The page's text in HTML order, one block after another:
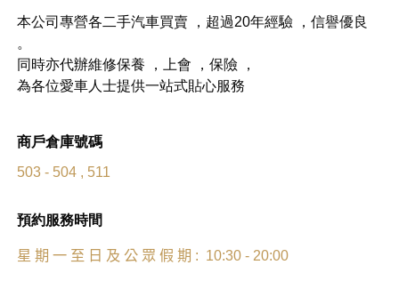
本公司專營各二手汽車買賣 ，超過20年經驗 ，信譽優良
。
同時亦代辦維修保養 ，上會 ，保險 ，
為各位愛車人士提供一站式貼心服務
商戶倉庫號碼
503 - 504 , 511
預約服務時間
星 期 一 至 日 及 公 眾 假 期 : 10:30 - 20:00